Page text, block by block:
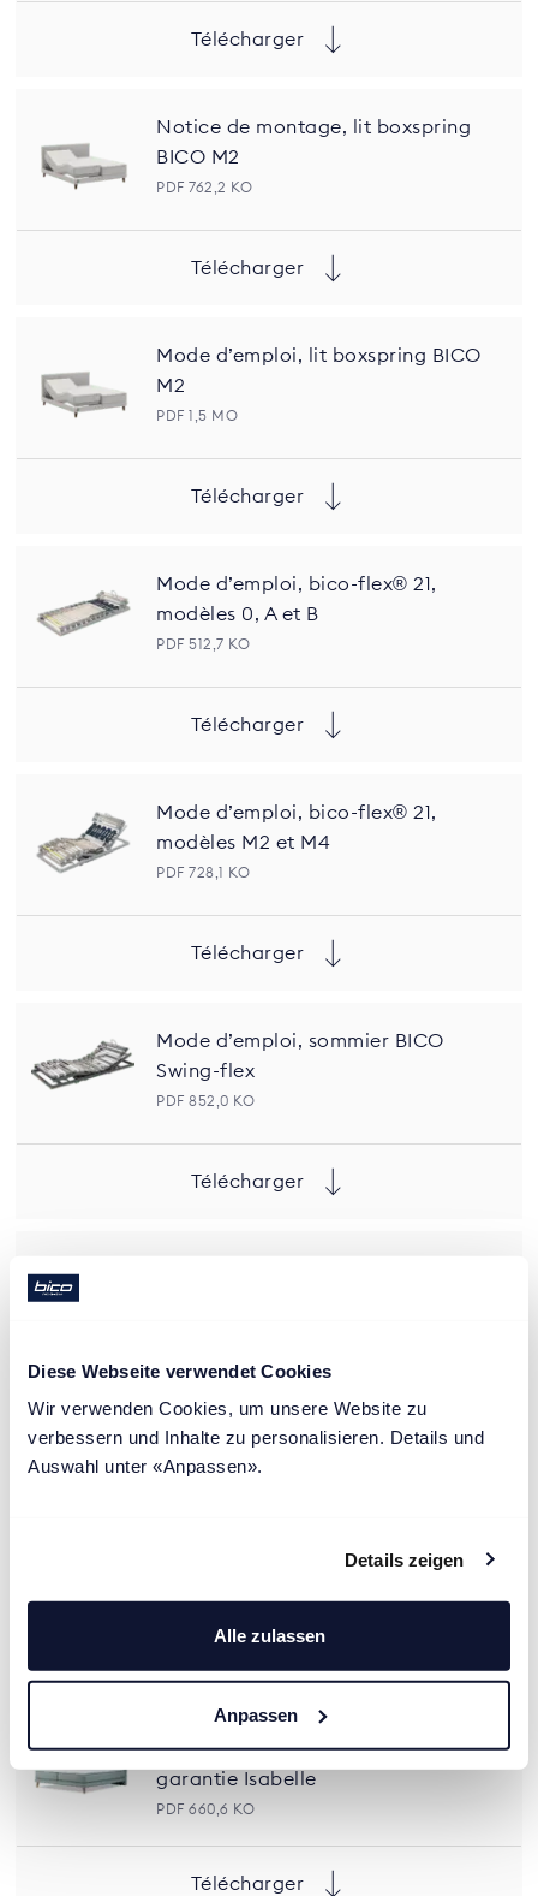
Diese Webseite verwendet Cookies
Wir verwenden Cookies, um unsere Website zu
verbessern und Inhalte zu personalisieren. Details und
Auswahl unter «Anpassen».
Details zeigen
Alle zulassen
Anpassen
Télécharger
Notice de montage, lit boxspring
BICO M2
PDF 762,2 KO
Télécharger
Mode d’emploi, lit boxspring BICO
M2
PDF 1,5 MO
Télécharger
Mode d’emploi, bico-flex® 21,
modèles 0, A et B
PDF 512,7 KO
Télécharger
Mode d’emploi, bico-flex® 21,
modèles M2 et M4
PDF 728,1 KO
Télécharger
Mode d’emploi, sommier BICO
Swing-flex
PDF 852,0 KO
Télécharger
Télécharger
Télécharger
Instructions de montage, consignes
d’entretien et dispositions de
garantie Isabelle
PDF 660,6 KO
Télécharger